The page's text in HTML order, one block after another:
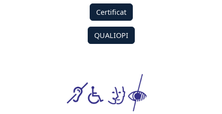
Certificat
QUALIOPI